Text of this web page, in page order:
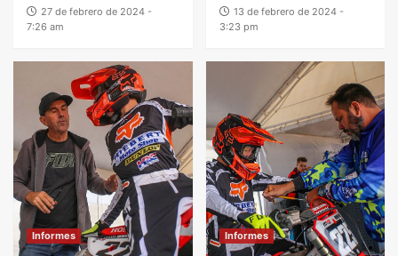
27 de febrero de 2024 -
7:26 am
13 de febrero de 2024 -
3:23 pm
Informes Informes